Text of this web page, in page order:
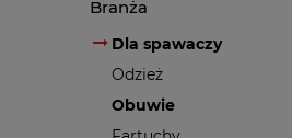
Branża
Dla spawaczy
Odzież
Obuwie